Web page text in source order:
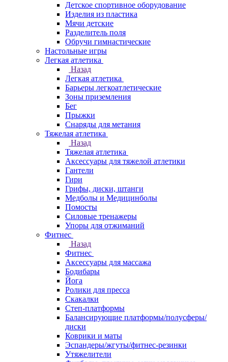
Детское спортивное оборудование
Изделия из пластика
Мячи детские
Разделитель поля
Обручи гимнастические
Настольные игры
Легкая атлетика
Назад
Легкая атлетика
Барьеры легкоатлетические
Зоны приземления
Бег
Прыжки
Снаряды для метания
Тяжелая атлетика
Назад
Тяжелая атлетика
Аксессуары для тяжелой атлетики
Гантели
Гири
Грифы, диски, штанги
Медболы и Медицинболы
Помосты
Силовые тренажеры
Упоры для отжиманий
Фитнес
Назад
Фитнес
Аксессуары для массажа
Бодибары
Йога
Ролики для пресса
Скакалки
Степ-платформы
Балансирующие платформы/полусферы/
диски
Коврики и маты
Эспандеры/жгуты/фитнес-резинки
Утяжелители